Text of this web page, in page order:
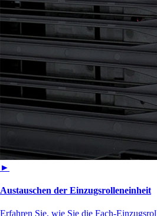
►
Austauschen der Einzugsrolleneinheit
Erfahren Sie, wie Sie die Fach-